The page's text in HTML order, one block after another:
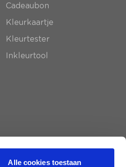
Alle cookies toestaan
Cadeaubon
Kleurkaartje
Kleurtester
Inkleurtool